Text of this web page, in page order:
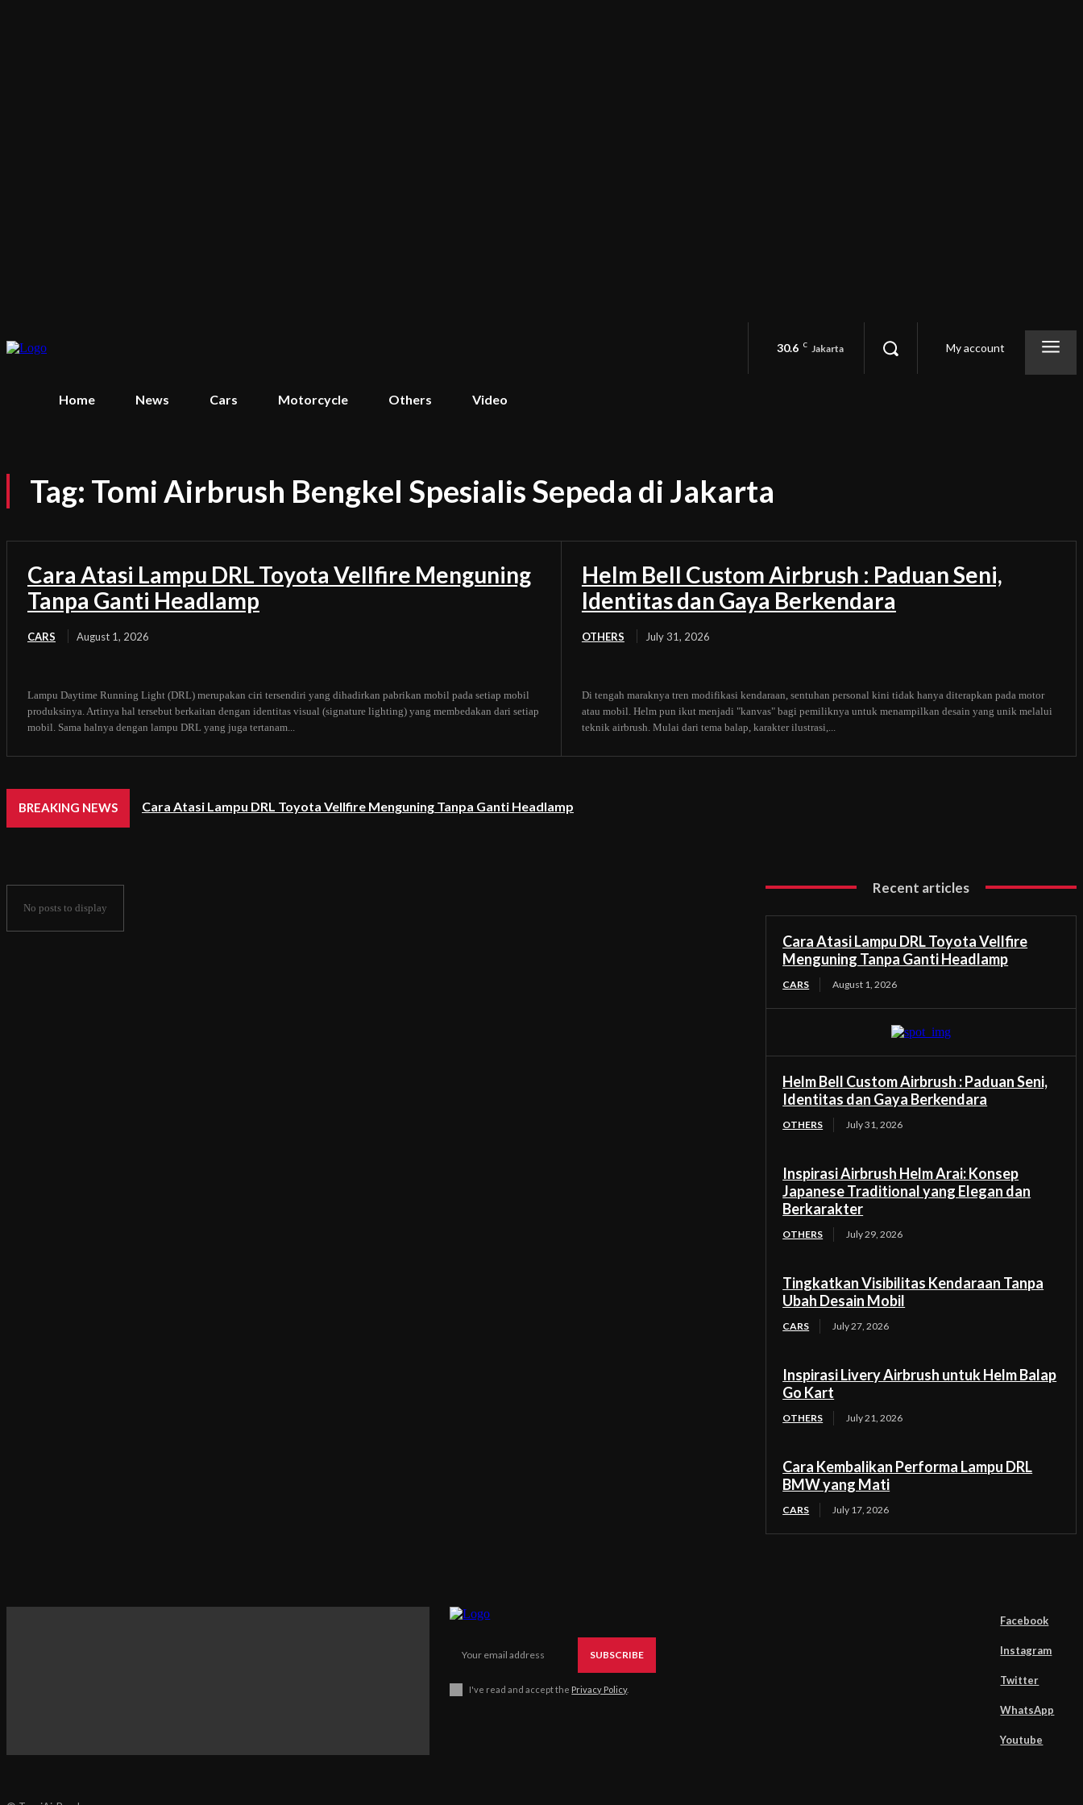
30.6 C Jakarta My account
Home News Cars Motorcycle Others Video
Tag: Tomi Airbrush Bengkel Spesialis Sepeda di Jakarta
Cara Atasi Lampu DRL Toyota Vellfire Menguning
Tanpa Ganti Headlamp
CARS August 1, 2026
Lampu Daytime Running Light (DRL) merupakan ciri tersendiri yang dihadirkan pabrikan mobil pada setiap mobil
produksinya. Artinya hal tersebut berkaitan dengan identitas visual (signature lighting) yang membedakan dari setiap
mobil. Sama halnya dengan lampu DRL yang juga tertanam...
Helm Bell Custom Airbrush : Paduan Seni,
Identitas dan Gaya Berkendara
OTHERS July 31, 2026
Di tengah maraknya tren modifikasi kendaraan, sentuhan personal kini tidak hanya diterapkan pada motor
atau mobil. Helm pun ikut menjadi "kanvas" bagi pemiliknya untuk menampilkan desain yang unik melalui
teknik airbrush. Mulai dari tema balap, karakter ilustrasi,...
BREAKING NEWS Cara Atasi Lampu DRL Toyota Vellfire Menguning Tanpa Ganti Headlamp
No posts to display
Recent articles
Cara Atasi Lampu DRL Toyota Vellfire
Menguning Tanpa Ganti Headlamp
CARS August 1, 2026
Helm Bell Custom Airbrush : Paduan Seni,
Identitas dan Gaya Berkendara
OTHERS July 31, 2026
Inspirasi Airbrush Helm Arai: Konsep
Japanese Traditional yang Elegan dan
Berkarakter
OTHERS July 29, 2026
Tingkatkan Visibilitas Kendaraan Tanpa
Ubah Desain Mobil
CARS July 27, 2026
Inspirasi Livery Airbrush untuk Helm Balap
Go Kart
OTHERS July 21, 2026
Cara Kembalikan Performa Lampu DRL
BMW yang Mati
CARS July 17, 2026
SUBSCRIBE
I've read and accept the Privacy Policy.
Facebook
Instagram
Twitter
WhatsApp
Youtube